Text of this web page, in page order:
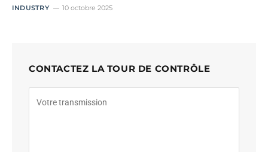
INDUSTRY 10 octobre 2025
CONTACTEZ LA TOUR DE CONTRÔLE